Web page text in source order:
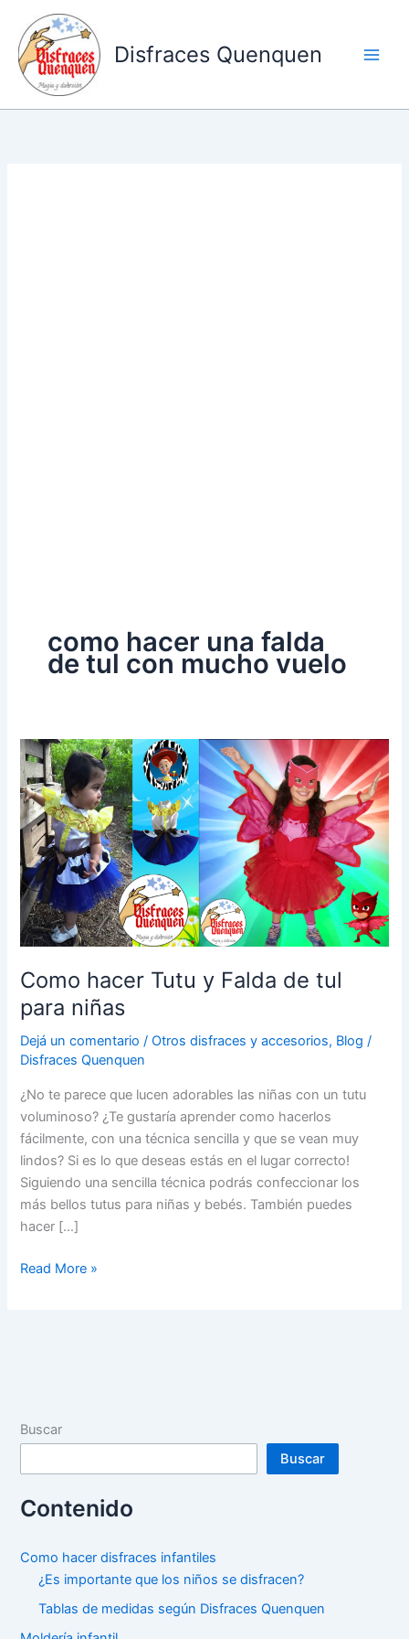
contenido
Disfraces Quenquen
como hacer una falda
de tul con mucho vuelo
Como hacer Tutu y Falda de tul
para niñas
Dejá un comentario /Otros disfraces y accesorios, Blog /
Disfraces Quenquen
¿No te parece que lucen adorables las niñas con un tutu
voluminoso? ¿Te gustaría aprender como hacerlos
fácilmente, con una técnica sencilla y que se vean muy
lindos? Si es lo que deseas estás en el lugar correcto!
Siguiendo una sencilla técnica podrás confeccionar los
más bellos tutus para niñas y bebés. También puedes
hacer […]
Como
para
niñas
Read More »
Buscar
Buscar
Contenido
Como hacer disfraces infantiles
¿Es importante que los niños se disfracen?
Tablas de medidas según Disfraces Quenquen